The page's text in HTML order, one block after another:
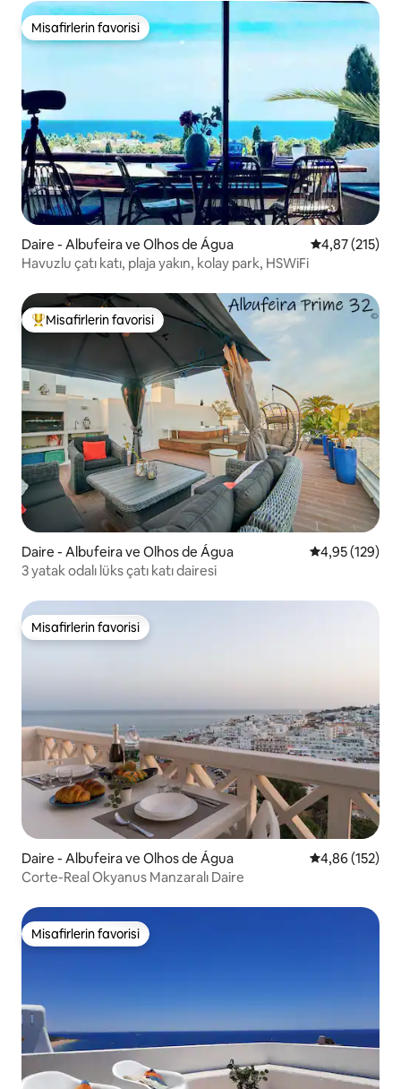
Misafirlerin favorisi
Misafirlerin favorisi
Daire - Albufeira ve Olhos de Água 5 üzerinden
4,87 (215)
Havuzlu çatı katı, plaja yakın, kolay park, HSWiFi
Misafirlerin favorilerinden en beğenilenler arasında
Misafirlerin favorisi
Daire - Albufeira ve Olhos de Água 5 üzerinden
4,95 (129)
3 yatak odalı lüks çatı katı dairesi
Misafirlerin favorisi
Misafirlerin favorisi
Daire - Albufeira ve Olhos de Água 5 üzerinden
4,86 (152)
Corte-Real Okyanus Manzaralı Daire
Misafirlerin favorisi
Misafirlerin favorisi